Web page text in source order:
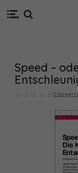
Speed –
0